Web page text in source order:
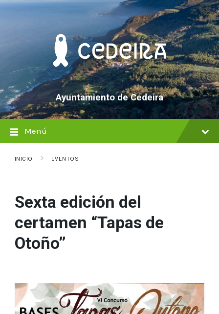
saltar
Saltar
Saltar
Ayuntamiento de Cedeira
Menú
INICIO EVENTOS
Sexta edición del
certamen “Tapas de
Otoño”